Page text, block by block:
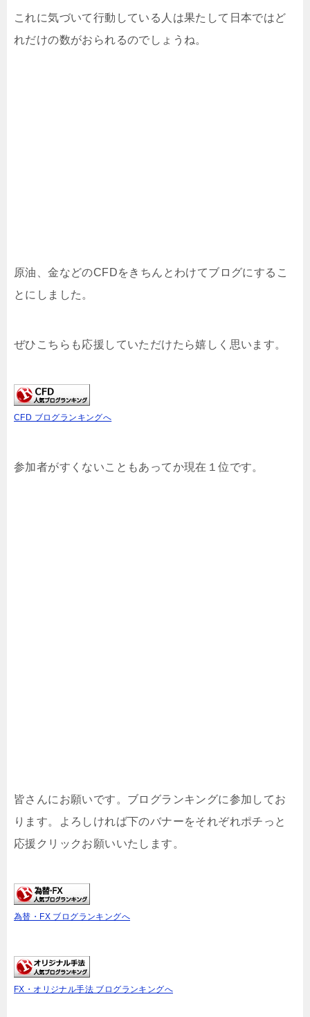
これに気づいて行動している人は果たして日本ではど
れだけの数がおられるのでしょうね。
原油、金などのCFDをきちんとわけてブログにするこ
とにしました。
ぜひこちらも応援していただけたら嬉しく思います。
CFD ブログランキングへ
参加者がすくないこともあってか現在１位です。
皆さんにお願いです。ブログランキングに参加してお
ります。よろしければ下のバナーをそれぞれポチっと
応援クリックお願いいたします。
為替・FX ブログランキングへ
FX・オリジナル手法 ブログランキングへ